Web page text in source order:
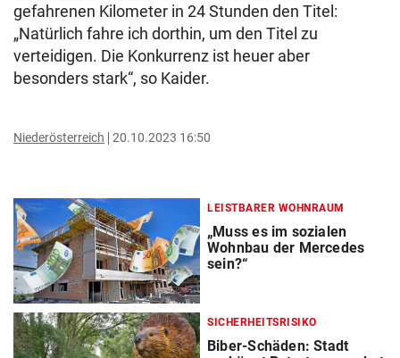
gefahrenen Kilometer in 24 Stunden den Titel:
„Natürlich fahre ich dorthin, um den Titel zu
verteidigen. Die Konkurrenz ist heuer aber
besonders stark“, so Kaider.
Niederösterreich 20.10.2023 16:50
LEISTBARER WOHNRAUM
„Muss es im sozialen
Wohnbau der Mercedes
sein?“
SICHERHEITSRISIKO
Biber-Schäden: Stadt